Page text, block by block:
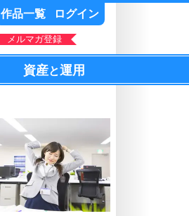
作品一覧 ログイン
メルマガ登録
資産と運用